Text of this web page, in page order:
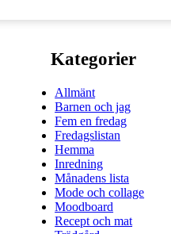
Kategorier
Allmänt
Barnen och jag
Fem en fredag
Fredagslistan
Hemma
Inredning
Månadens lista
Mode och collage
Moodboard
Recept och mat